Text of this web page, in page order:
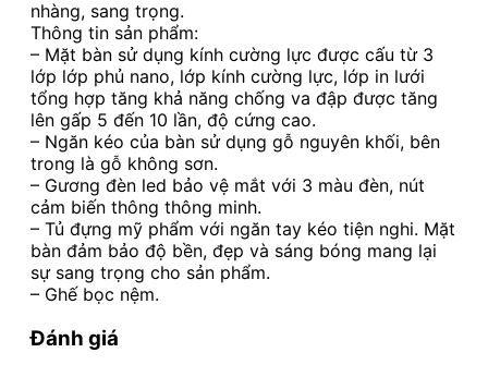
nhàng, sang trọng.
Thông tin sản phẩm:
– Mặt bàn sử dụng kính cường lực được cấu từ 3
lớp lớp phủ nano, lớp kính cường lực, lớp in lưới
tổng hợp tăng khả năng chống va đập được tăng
lên gấp 5 đến 10 lần, độ cứng cao.
– Ngăn kéo của bàn sử dụng gỗ nguyên khối, bên
trong là gỗ không sơn.
– Gương đèn led bảo vệ mắt với 3 màu đèn, nút
cảm biến thông thông minh.
– Tủ đựng mỹ phẩm với ngăn tay kéo tiện nghi. Mặt
bàn đảm bảo độ bền, đẹp và sáng bóng mang lại
sự sang trọng cho sản phẩm.
– Ghế bọc nệm.
Đánh giá